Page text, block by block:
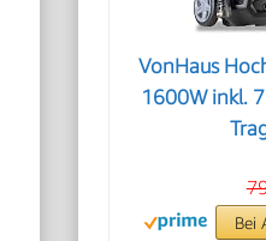
VonHaus
1600W inkl.
Bei